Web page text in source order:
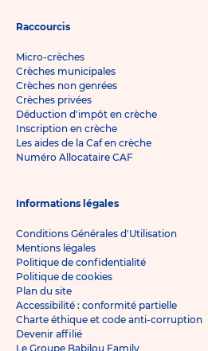
Raccourcis
Micro-crèches
Crèches municipales
Crèches non genrées
Crèches privées
Déduction d'impôt en crèche
Inscription en crèche
Les aides de la Caf en crèche
Numéro Allocataire CAF
Informations légales
Conditions Générales d'Utilisation
Mentions légales
Politique de confidentialité
Politique de cookies
Plan du site
Accessibilité : conformité partielle
Charte éthique et code anti-corruption
Devenir affilié
Le Groupe Babilou Family